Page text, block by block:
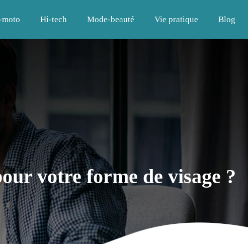
Hi-tech Mode-beauté Vie pratique Blog
votre forme de visage ?